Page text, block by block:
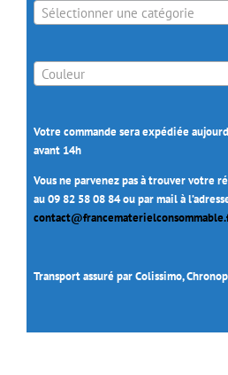
Sélectionner une catégorie
Couleur
Votre commande sera expédiée
avant 14h
Vous ne parvenez pas à trouver votre
au 09 82 58 08 84 ou par mail à
Transport assuré par Colissimo,